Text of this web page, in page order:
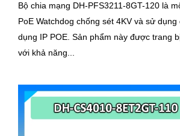
Bộ chia mạng DH-PFS3211-8GT-120 là
PoE Watchdog chống sét 4KV và sử
dụng IP POE. Sản phẩm này được trang bị chất lượng cao
với khả năng...